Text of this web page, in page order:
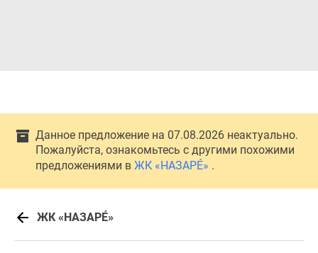
Данное предложение на 07.08.2026 неактуально.
Пожалуйста, ознакомьтесь с другими похожими
предложениями в ЖК «НАЗАРÉ» .
ЖК «НАЗАРÉ»